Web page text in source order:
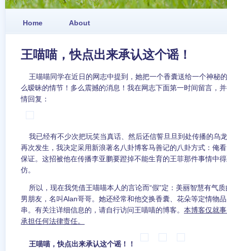
Home About
王喵喵，快点出来承认这个谣！
王喵喵同学在近日的网志中提到，她把一个香囊送给一个神秘
么暧昧的情节！多么震撼的消息！我在网志下面第一时间留言，
情回复：
我已经有不少次把玩笑当真话、然后还信誓旦旦到处传播的乌
再次发生，我决定采用新浪著名八卦博客马善记的八卦方式：俺
保证。这招被他在传播李亚鹏要蹬掉不能生育的王菲那件事情中
仿。
所以，现在我凭借王喵喵本人的言论而“假”定：美丽智慧有气
男朋友，名叫Alan哥哥。她还经常和他交换香囊、花朵等定情物
串。有关注详细信息的，请自行访问王喵喵的博客。 本博客仅就
承担任何法律责任。
王喵喵，快点出来承认这个谣！！